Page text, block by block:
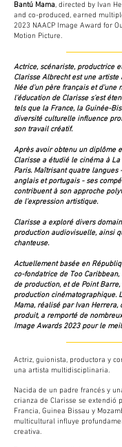
Bantú Mama, directed by Ivan
and co-produced, earned
2023 NAACP Image Award for
Motion Picture.
Actrice, scénariste, productrice
Clarisse Albrecht est une artiste
Née d'un père français et d'une
l'éducation de Clarisse s'est
tels que la France, la Guinée-
diversité culturelle influence
son travail créatif.
Après avoir obtenu un diplôme
Clarisse a étudié le cinéma à
Paris. Maîtrisant quatre langues
anglais et portugais - ses
contribuent à son approche
de l'expression artistique.
Clarisse a exploré divers
production audiovisuelle, ainsi
chanteuse.
Actuellement basée en
co-fondatrice de Too
de production, et de Point
production cinématographique.
Mama, réalisé par Ivan
produit, a remporté de
Image Awards 2023 pour le
Actriz, guionista, productora y
una artista multidisciplinaria.
Nacida de un padre francés y
crianza de Clarisse se extendió
Francia, Guinea Bissau y
multicultural influye
creativa.